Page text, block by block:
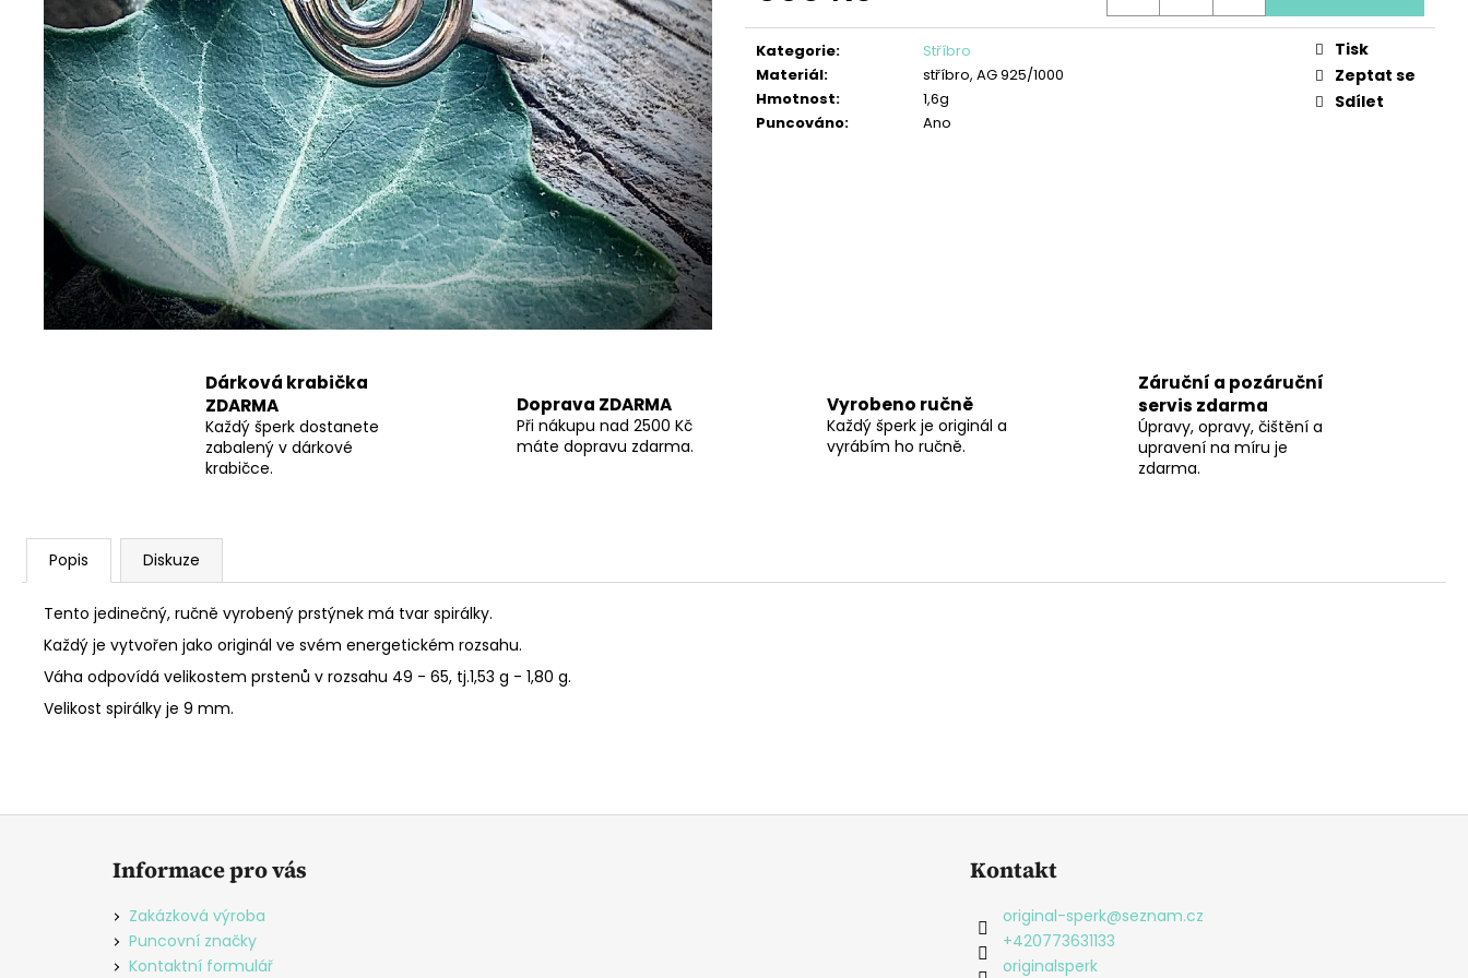
cena:
Kategorie:
Stříbro
Materiál:
stříbro, AG 925/1000
Hmotnost:
1,6g
Puncováno: Ano
Tisk
Zeptat se
Sdílet
Dárková krabička
ZDARMA
Každý šperk dostanete
zabalený v dárkové
krabičce.
Doprava ZDARMA
Při nákupu nad 2500 Kč
máte dopravu zdarma.
Vyrobeno ručně
Každý šperk je originál a
vyrábím ho ručně.
Záruční a pozáruční
servis zdarma
Úpravy, opravy, čištění a
upravení na míru je
zdarma.
Popis Diskuze
Tento jedinečný, ručně vyrobený prstýnek má tvar spirálky.
Každý je vytvořen jako originál ve svém energetickém rozsahu.
Váha odpovídá velikostem prstenů v rozsahu 49 - 65, tj.1,53 g - 1,80 g.
Velikost spirálky je 9 mm.
ŘETÍZEK ANKR
350 Kč
PŘÍVĚŠEK SRDÍČKO FILIGRÁN
690 Kč
PŘÍVĚSEK ANDĚL LÁSKY
850 Kč
Z
Informace pro vás
Zakázková výroba
Puncovní značky
Kontaktní formulář
Kontakt
original-sperk@seznam.cz
+420773631133
originalsperk